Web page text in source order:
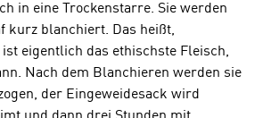
in eine Trockenstarre. Sie werden
kurz blanchiert. Das heißt,
eigentlich das ethischste Fleisch,
Nach dem Blanchieren werden sie
der Eingeweidesack wird